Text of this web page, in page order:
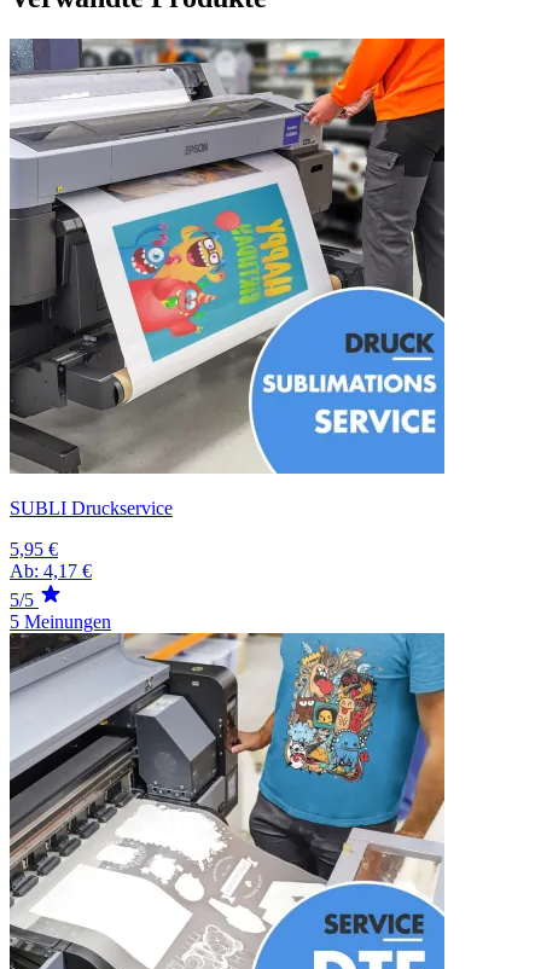
SUBLI Druckservice
5,95 €
Ab: 4,17 €
5/5
5 Meinungen